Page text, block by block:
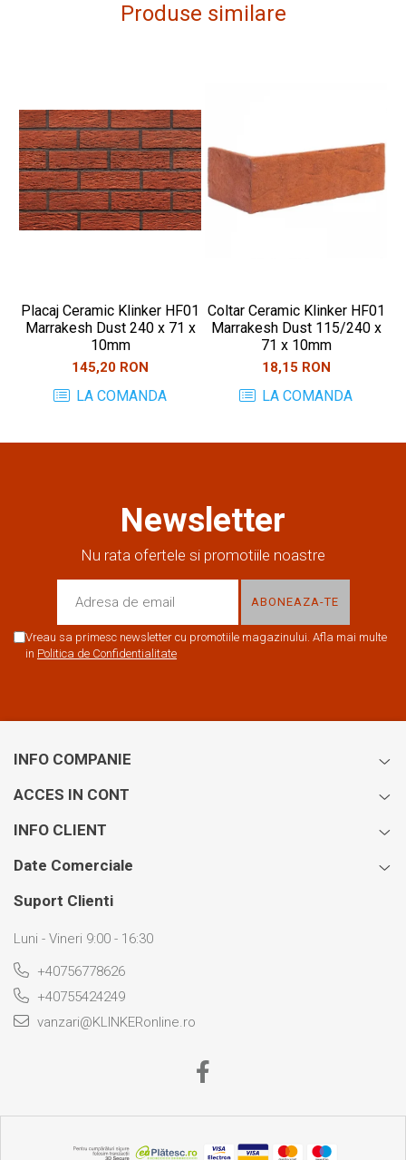
Produse similare
Placaj Ceramic Klinker HF01
Marrakesh Dust 240 x 71 x
10mm
145,20 RON
LA COMANDA
Coltar Ceramic Klinker HF01
Marrakesh Dust 115/240 x
71 x 10mm
18,15 RON
LA COMANDA
Newsletter
Nu rata ofertele si promotiile noastre
Vreau sa primesc newsletter cu promotiile magazinului. Afla mai multe
in Politica de Confidentialitate
INFO COMPANIE
ACCES IN CONT
INFO CLIENT
Date Comerciale
Suport Clienti
Luni - Vineri 9:00 - 16:30
+40756778626
+40755424249
vanzari@KLINKERonline.ro